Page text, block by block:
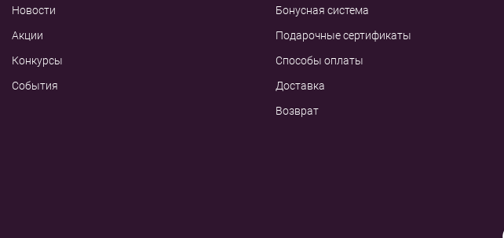
Новости
Акции
Конкурсы
События
Бонусная система
Подарочные сертификаты
Способы оплаты
Доставка
Возврат